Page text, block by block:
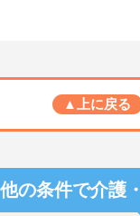
▲上に戻る
他の条件で介護